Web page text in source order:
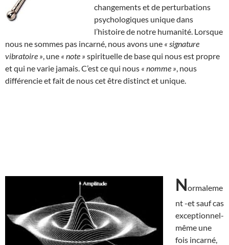
changements et de perturbations
psychologiques unique dans
l’histoire de notre humanité. Lorsque
nous ne sommes pas incarné, nous avons une « signature
vibratoire » , une « note » spirituelle de base qui nous est propre
et qui ne varie jamais. C’est ce qui nous « nomme » , nous
différencie et fait de nous cet être distinct et unique.
Normaleme
nt -et sauf cas
exceptionnel-
même une
fois incarné,